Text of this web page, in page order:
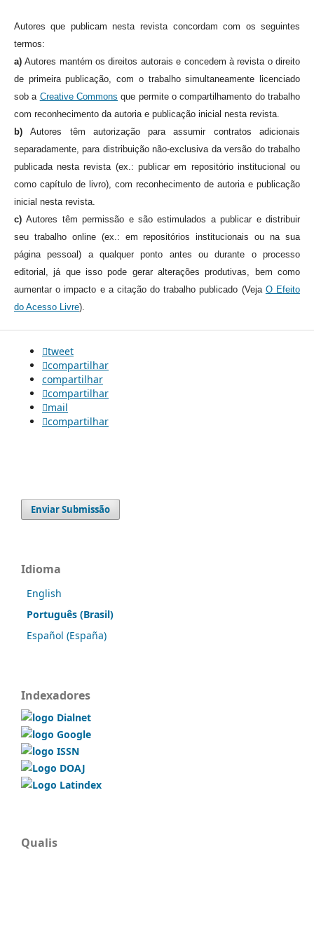
Autores que publicam nesta revista concordam com os seguintes
termos:
a)Autores mantém os direitos autorais e concedem à revista o direito
de primeira publicação, com o trabalho simultaneamente licenciado
sob a Creative Commons que permite o compartilhamento do trabalho
com reconhecimento da autoria e publicação inicial nesta revista.
b)Autores têm autorização para assumir contratos adicionais
separadamente, para distribuição não-exclusiva da versão do trabalho
publicada nesta revista (ex.: publicar em repositório institucional ou
como capítulo de livro), com reconhecimento de autoria e publicação
inicial nesta revista.
c)Autores têm permissão e são estimulados a publicar e distribuir
seu trabalho online (ex.: em repositórios institucionais ou na sua
página pessoal) a qualquer ponto antes ou durante o processo
editorial, já que isso pode gerar alterações produtivas, bem como
aumentar o impacto e a citação do trabalho publicado (Veja O Efeito
do Acesso Livre).
tweet
compartilhar
compartilhar
compartilhar
mail
compartilhar
Enviar Submissão
Idioma
English
Português (Brasil)
Español (España)
Indexadores
Qualis